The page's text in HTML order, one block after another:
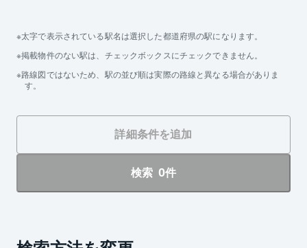
太字で表示されている駅名は選択した都道府県の駅になります。
掲載物件のない駅は、チェックボックスにチェックできません。
路線図ではないため、駅の並び順は実際の路線と異なる場合がありま
す。
詳細条件を追加
検索 0件